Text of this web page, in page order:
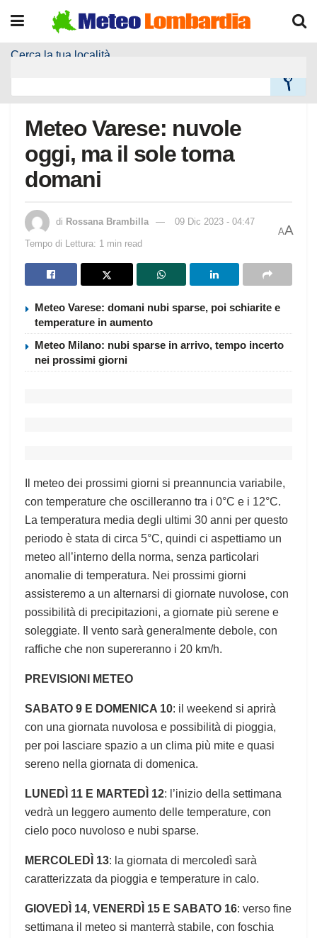
Cerca la tua località
Meteo Varese: nuvole
oggi, ma il sole torna
domani
di Rossana Brambilla 09 Dic 2023 - 04:47
Tempo di Lettura: 1 min read
AA
Meteo Varese: domani nubi sparse, poi schiarite e
temperature in aumento
Meteo Milano: nubi sparse in arrivo, tempo incerto
nei prossimi giorni
Il meteo dei prossimi giorni si preannuncia variabile,
con temperature che oscilleranno‌ tra i 0°C‌ e i 12°C.
La ⁢temperatura media degli⁤ ultimi 30 anni per questo
periodo è stata di circa‌ 5°C, quindi ci aspettiamo un
meteo all’interno della norma, senza particolari
anomalie di temperatura. Nei prossimi giorni
assisteremo ​a un alternarsi‌ di giornate nuvolose, con
possibilità di precipitazioni, a giornate più serene e
soleggiate. Il vento⁣ sarà generalmente debole,‍ con ​
raffiche che non supereranno i 20 km/h.
PREVISIONI METEO
SABATO 9 E ⁤DOMENICA 10: il weekend si aprirà
con una ‍giornata nuvolosa⁤ e possibilità di pioggia,
per poi lasciare spazio ‌a⁢ un clima più mite e quasi
sereno nella giornata di⁣ domenica.
LUNEDÌ 11 E MARTEDÌ 12:⁤ l’inizio della settimana
vedrà un leggero aumento delle temperature, con
cielo poco nuvoloso e nubi sparse.⁤
MERCOLEDÌ 13: ‍la giornata di mercoledì sarà
⁣caratterizzata da pioggia e temperature in calo. ⁢
GIOVEDÌ 14, VENERDÌ 15 E SABATO 16: verso fine
settimana il‍ meteo⁢ si manterrà stabile,​ con foschia